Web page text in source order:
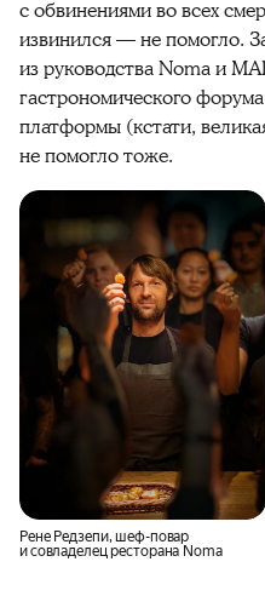
с обвинениями во всех
извинился — не помогло.
из руководства Noma и
гастрономического
платформы (кстати,
не помогло тоже.
Рене Редзепи, шеф-повар
и совладелец ресторана Noma